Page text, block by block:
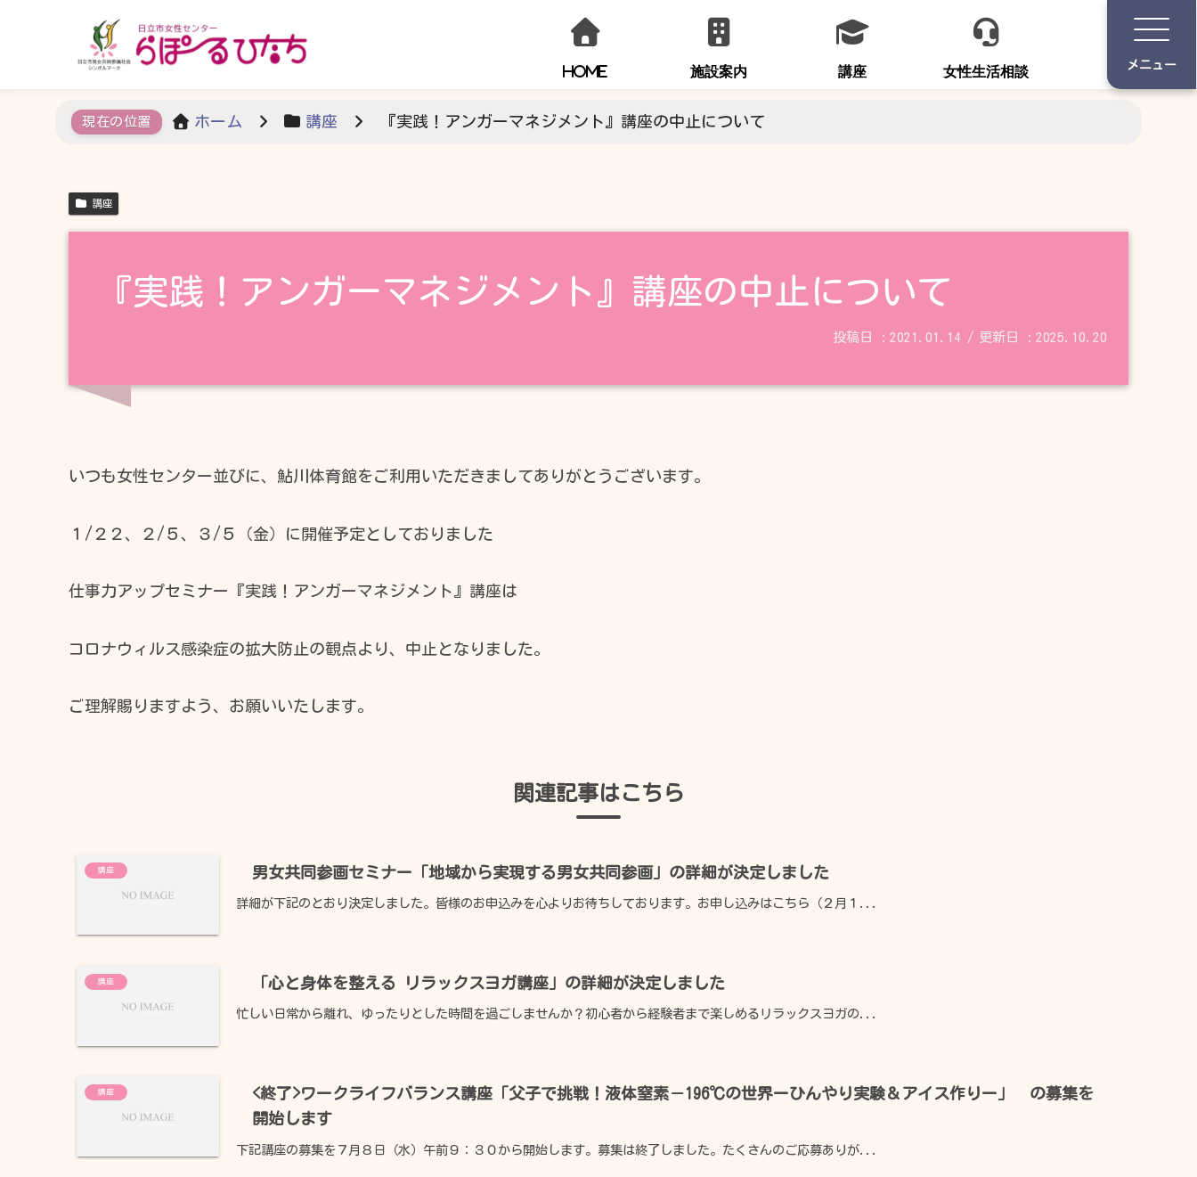
火～金曜日 9:00～21:00
時間 日 月 火
09:00 - 17:00
17:00 - 21:00 休
祝日の開館時間は、9：00～17：00です。
元気Café
交通アクセス
HOME 施設案内 講座 女性生活相談
ホーム 講座 『実践！アンガーマネジメント』講座の中止について
講座
『実践！アンガーマネジメント』講座の中止について
2021.01.14 2025.10.20
いつも女性センター並びに、鮎川体育館をご利用いただきましてありがとうございます。
１/２２、２/５、３/５（金）に開催予定としておりました
仕事力アップセミナー『実践！アンガーマネジメント』講座は
コロナウィルス感染症の拡大防止の観点より、中止となりました。
ご理解賜りますよう、お願いいたします。
関連記事はこちら
講座 男女共同参画セミナー「地域から実現する男女共同参画」の詳細が決定しました
詳細が下記のとおり決定しました。皆様のお申込みを心よりお待ちしております。お申し込みはこちら（２月１...
講座 「心と身体を整える リラックスヨガ講座」の詳細が決定しました
忙しい日常から離れ、ゆったりとした時間を過ごしませんか？初心者から経験者まで楽しめるリラックスヨガの...
講座
<終了>ワークライフバランス講座「父子で挑戦！液体窒素－196℃の世界ーひんやり実験＆アイス作りー」 の募集を
開始します
下記講座の募集を７月８日（水）午前９：３０から開始します。募集は終了しました。たくさんのご応募ありが...